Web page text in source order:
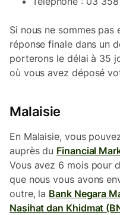
Si nous ne sommes pas
réponse finale dans un
porterons le délai à 35
où vous avez déposé
Malaisie
En Malaisie, vous
auprès du Financial
Vous avez 6 mois pour
que nous vous avons
outre, la Bank Negara
Nasihat dan Khidmat